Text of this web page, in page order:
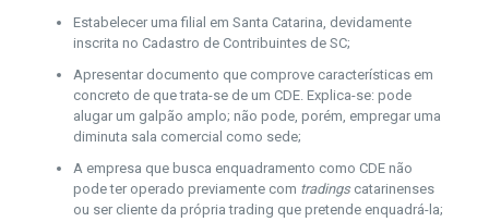
Estabelecer uma filial em Santa Catarina, devidamente
inscrita no Cadastro de Contribuintes de SC;
Apresentar documento que comprove características em
concreto de que trata-se de um CDE. Explica-se: pode
alugar um galpão amplo; não pode, porém, empregar uma
diminuta sala comercial como sede;
A empresa que busca enquadramento como CDE não
pode ter operado previamente com tradingscatarinenses
ou ser cliente da própria trading que pretende enquadrá-la;